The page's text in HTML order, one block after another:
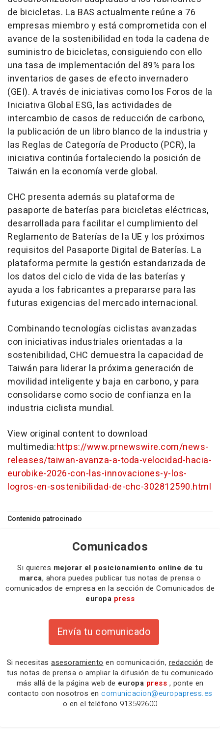
de bicicletas. La BAS actualmente reúne a 76
empresas miembro y está comprometida con el
avance de la sostenibilidad en toda la cadena de
suministro de bicicletas, consiguiendo con ello
una tasa de implementación del 89% para los
inventarios de gases de efecto invernadero
(GEI). A través de iniciativas como los Foros de la
Iniciativa Global ESG, las actividades de
intercambio de casos de reducción de carbono,
la publicación de un libro blanco de la industria y
las Reglas de Categoría de Producto (PCR), la
iniciativa continúa fortaleciendo la posición de
Taiwán en la economía verde global.
CHC presenta además su plataforma de
pasaporte de baterías para bicicletas eléctricas,
desarrollada para facilitar el cumplimiento del
Reglamento de Baterías de la UE y los próximos
requisitos del Pasaporte Digital de Baterías. La
plataforma permite la gestión estandarizada de
los datos del ciclo de vida de las baterías y
ayuda a los fabricantes a prepararse para las
futuras exigencias del mercado internacional.
Combinando tecnologías ciclistas avanzadas
con iniciativas industriales orientadas a la
sostenibilidad, CHC demuestra la capacidad de
Taiwán para liderar la próxima generación de
movilidad inteligente y baja en carbono, y para
consolidarse como socio de confianza en la
industria ciclista mundial.
View original content to download
multimedia:https://www.prnewswire.com/news-
releases/taiwan-avanza-a-toda-velocidad-hacia-
eurobike-2026-con-las-innovaciones-y-los-
logros-en-sostenibilidad-de-chc-302812590.html
Contenido patrocinado
Comunicados
Si quieres mejorar el posicionamiento online de tu
marca, ahora puedes publicar tus notas de prensa o
comunicados de empresa en la sección de Comunicados de
europa press
Envía tu comunicado
Si necesitas asesoramiento en comunicación, redacción de
tus notas de prensa o ampliar la difusión de tu comunicado
más allá de la página web de europa press , ponte en
contacto con nosotros en comunicacion@europapress.es
o en el teléfono 913592600